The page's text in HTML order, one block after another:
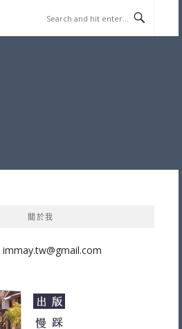
關於我
immay.tw@gmail.com